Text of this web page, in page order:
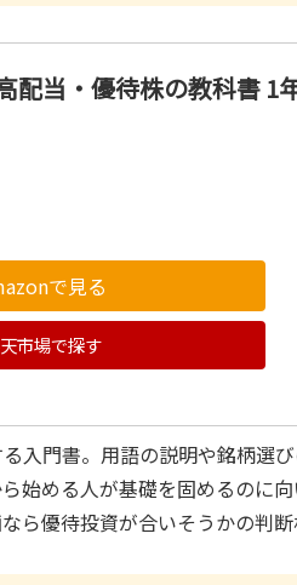
配当・優待株の教科書 1
で見る
市場で探す
入門書。用語の説明や銘柄選
始める人が基礎を固めるのに
ら優待投資が合いそうかの判断